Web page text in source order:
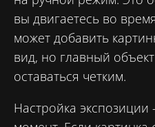
вы двигаетесь во
может добавить
вид, но главный
оставаться четким.
Настройка